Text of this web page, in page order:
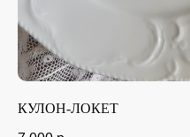
КУЛОН-ЛОКЕТ